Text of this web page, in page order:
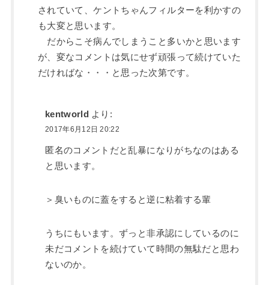
されていて、ケントちゃんフィルターを利かすの
も大変と思います。
だからこそ病んでしまうこと多いかと思います
が、変なコメントは気にせず頑張って続けていた
だければな・・・と思った次第です。
kentworld より:
2017年6月12日 20:22
匿名のコメントだと乱暴になりがちなのはある
と思います。
＞臭いものに蓋をすると逆に粘着する輩
うちにもいます。ずっと非承認にしているのに
未だコメントを続けていて時間の無駄だと思わ
ないのか。